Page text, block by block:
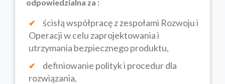
odpowiedzialna za :
ścisłą współpracę z zespołami Rozwoju i
Operacji w celu zaprojektowania i
utrzymania bezpiecznego produktu,
definiowanie polityk i procedur dla
rozwiązania,